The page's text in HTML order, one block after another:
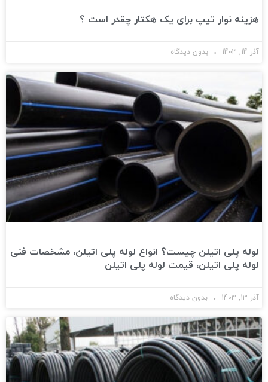
هزینه نوار تیپ برای یک هکتار چقدر است ؟
آذر 14, 1403 بدون دیدگاه
لوله پلی اتیلن چیست؟ انواع لوله پلی اتیلن، مشخصات فنی
لوله پلی اتیلن، قیمت لوله پلی اتیلن
آذر 13, 1403 بدون دیدگاه